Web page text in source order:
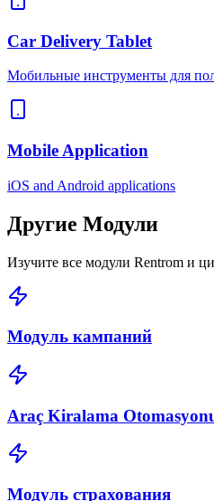
Car Delivery Tablet
Мобильные инструменты для
Mobile Application
iOS and Android applications
Другие Модули
Изучите все модули Rentrom и
Модуль кампаний
Araç Kiralama
Модуль страхования